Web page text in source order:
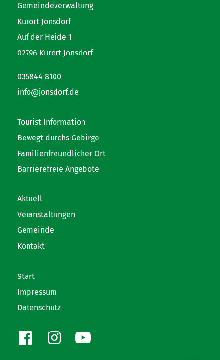
Gemeindeverwaltung
Kurort Jonsdorf
Auf der Heide 1
02796 Kurort Jonsdorf
035844 8100
info@jonsdorf.de
Tourist Information
Bewegt durchs Gebirge
Familienfreundlicher Ort
Barrierefreie Angebote
Aktuell
Veranstaltungen
Gemeinde
Kontakt
Start
Impressum
Datenschutz
FacebookInstagram